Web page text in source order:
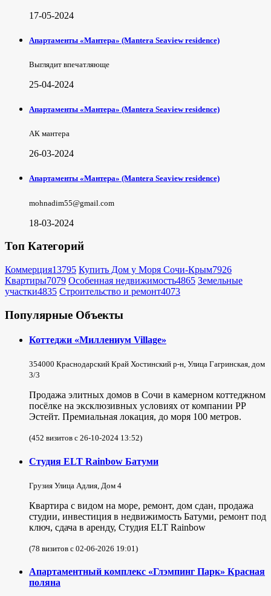
17-05-2024
Апартаменты «Мантера» (Mantera Seaview rеsidence)
Выглядит впечатляюще
25-04-2024
Апартаменты «Мантера» (Mantera Seaview rеsidence)
АК мантера
26-03-2024
Апартаменты «Мантера» (Mantera Seaview rеsidence)
mohnadim55@gmail.com
18-03-2024
Топ Категорий
Коммерция13795 Купить Дом у Моря Сочи-Крым7926
Квартиры7079 Особенная недвижимость4865 Земельные
участки4835 Строительство и ремонт4073
Популярные Объекты
Коттеджи «Миллениум Village»
354000 Краснодарский Край Хостинский р-н, Улица Гагринская, дом
3/3
Продажа элитных домов в Сочи в камерном коттеджном
посёлке на эксклюзивных условиях от компании РР
Эстейт. Премиальная локация, до моря 100 метров.
(452 визитов с 26-10-2024 13:52)
Студия ELT Rainbow Батуми
Грузия Улица Адлия, Дом 4
Квартира с видом на море, ремонт, дом сдан, продажа
студии, инвестиция в недвижимость Батуми, ремонт под
ключ, сдача в аренду, Студия ELT Rainbow
(78 визитов с 02-06-2026 19:01)
Апартаментный комплекс «Глэмпинг Парк» Красная
поляна